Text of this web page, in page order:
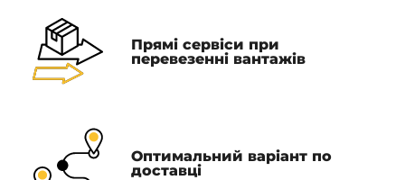
Прямі сервіси при
перевезенні вантажів
Оптимальний варіант по
доставці